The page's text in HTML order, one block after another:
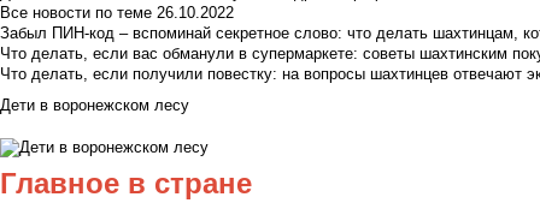
Все новости по теме 26.10.2022
Забыл ПИН-код – вспоминай секретное слово: что делать шахтинцам,
Что делать, если вас обманули в супермаркете: советы шахтинским
Что делать, если получили повестку: на вопросы шахтинцев отвечают
Дети в воронежском лесу
Главное в стране